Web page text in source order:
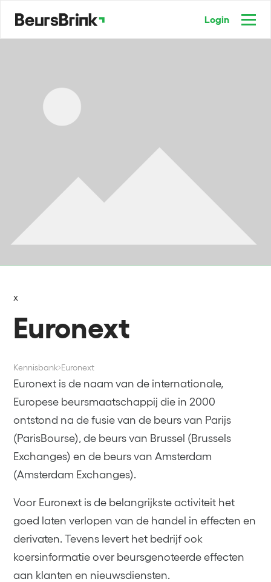
Login
x
Euronext
Kennisbank Euronext
Euronext is de naam van de internationale,
Europese beursmaatschappij die in 2000
ontstond na de fusie van de beurs van Parijs
(ParisBourse), de beurs van Brussel (Brussels
Exchanges) en de beurs van Amsterdam
(Amsterdam Exchanges).
Voor Euronext is de belangrijkste activiteit het
goed laten verlopen van de handel in effecten en
derivaten. Tevens levert het bedrijf ook
koersinformatie over beursgenoteerde effecten
aan klanten en nieuwsdiensten.